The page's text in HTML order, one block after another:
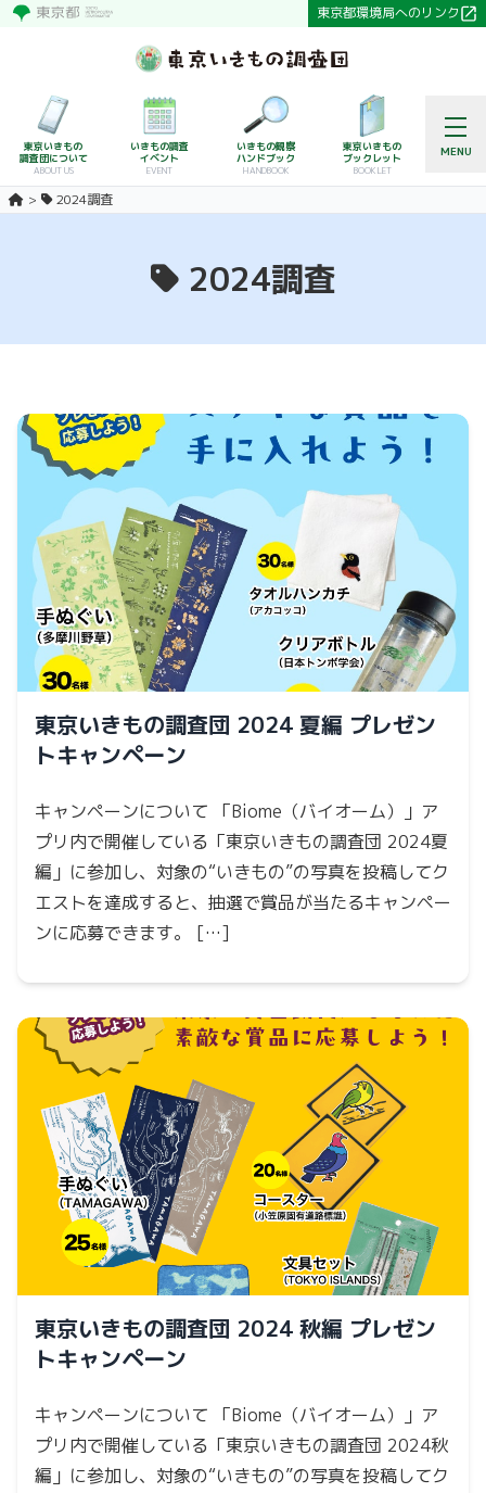
東京都環境局へのリンク
MENU
東京いきもの
調査団について
ABOUT US
いきもの調査
イベント
EVENT
いきもの観察
ハンドブック
HANDBOOK
東京いきもの
ブックレット
BOOKLET
2024調査
2024調査
東京いきもの調査団 2024 夏編 プレゼン
トキャンペーン
キャンペーンについて 「Biome（バイオーム）」ア
プリ内で開催している「東京いきもの調査団 2024夏
編」に参加し、対象の“いきもの”の写真を投稿してク
エストを達成すると、抽選で賞品が当たるキャンペー
ンに応募できます。 […]
東京いきもの調査団 2024 秋編 プレゼン
トキャンペーン
キャンペーンについて 「Biome（バイオーム）」ア
プリ内で開催している「東京いきもの調査団 2024秋
編」に参加し、対象の“いきもの”の写真を投稿してク